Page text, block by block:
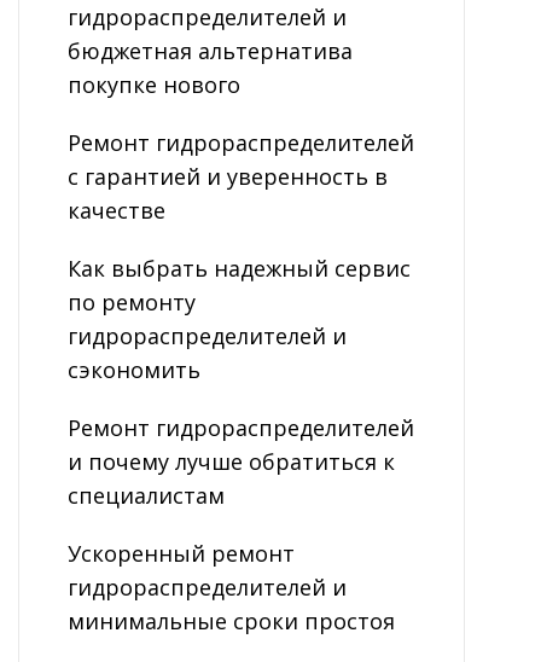
гидрораспределителей и
бюджетная альтернатива
покупке нового
Ремонт гидрораспределителей
с гарантией и уверенность в
качестве
Как выбрать надежный сервис
по ремонту
гидрораспределителей и
сэкономить
Ремонт гидрораспределителей
и почему лучше обратиться к
специалистам
Ускоренный ремонт
гидрораспределителей и
минимальные сроки простоя